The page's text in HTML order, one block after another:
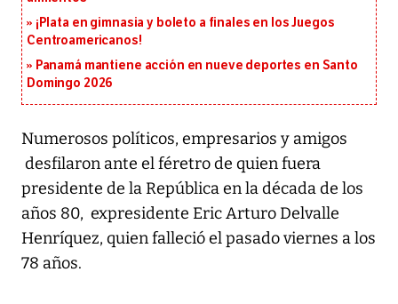
¡Plata en gimnasia y boleto a finales en los Juegos
Centroamericanos!
Panamá mantiene acción en nueve deportes en Santo
Domingo 2026
Numerosos políticos, empresarios y amigos
desfilaron ante el féretro de quien fuera
presidente de la República en la década de los
años 80, expresidente Eric Arturo Delvalle
Henríquez, quien falleció el pasado viernes a los
78 años.